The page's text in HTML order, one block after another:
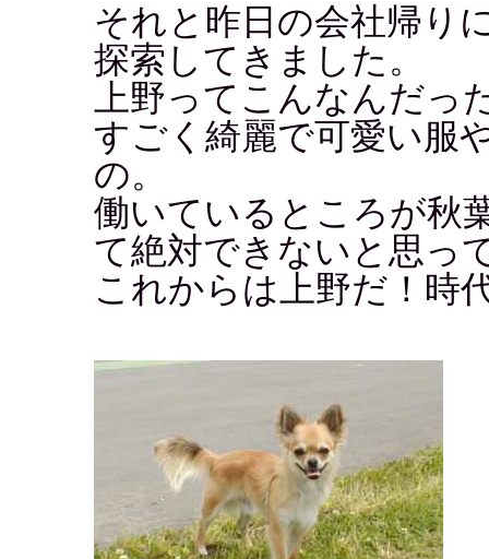
それと昨日の会社帰り
探索してきました。
上野ってこんなんだっ
すごく綺麗で可愛い服
の。
働いているところが秋
て絶対できないと思っ
これからは上野だ！時